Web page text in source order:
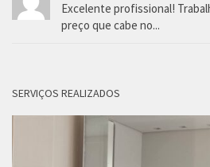
Excelente profissional!
preço que cabe no...
SERVIÇOS REALIZADOS